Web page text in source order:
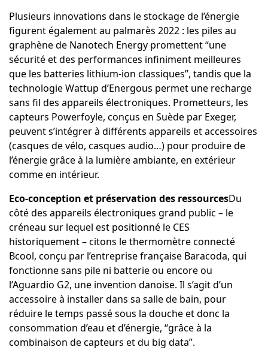
Plusieurs innovations dans le stockage de l’énergie
figurent également au palmarès 2022 : les piles au
graphène de Nanotech Energypromettent “une
sécurité et des performances infiniment meilleures
que les batteries lithium-ion classiques”, tandis quela
technologie Wattup d’Energous permet une recharge
sans fil des appareils électroniques. Prometteurs, les
capteurs Powerfoyle, conçus en Suède par Exeger,
peuvent s’intégrer à différents appareils et accessoires
(casques de vélo, casques audio…) pour produire de
l’énergie grâce à la lumière ambiante, en extérieur
comme en intérieur.
Eco-conception et préservation des ressourcesDu
côté des appareils électroniques grand public – le
créneau sur lequel est positionné le CES
historiquement – citons lethermomètre connecté
Bcool, conçu par l’entreprise française Baracoda, qui
fonctionne sans pile ni batterie ou encore ou
l’Aguardio G2, une invention danoise. Il s’agit d’un
accessoire à installer dans sa salle de bain, pour
réduire le temps passé sous la douche et donc la
consommation d’eau et d’énergie, “grâce à la
combinaison de capteurs et du big data”.